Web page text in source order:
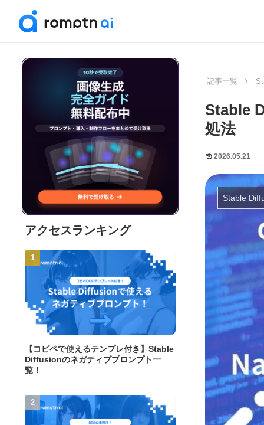
記事一覧
Stable
処法
2026.05.21
Stable
アクセスランキング
【コピペで使えるテンプレ付き】Stable
Diffusionのネガティブプロンプト一
覧！